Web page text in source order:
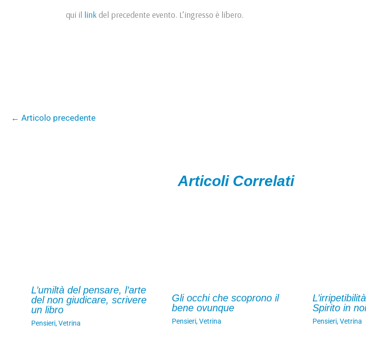
qui il linkdel precedente evento. L’ingresso è libero.
← Articolo precedente
Articoli Correlati
L’umiltà del pensare, l’arte
del non giudicare, scrivere
un libro
Pensieri,Vetrina
Gli occhi che scoprono il
bene ovunque
Pensieri,Vetrina
Spirito in
Pensieri,Vetrina